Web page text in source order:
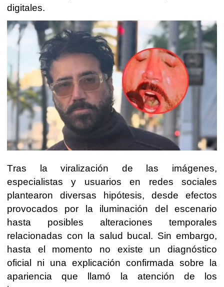
digitales.
Tras la viralización de las imágenes,
especialistas y usuarios en redes sociales
plantearon diversas hipótesis, desde efectos
provocados por la iluminación del escenario
hasta posibles alteraciones temporales
relacionadas con la salud bucal. Sin embargo,
hasta el momento no existe un diagnóstico
oficial ni una explicación confirmada sobre la
apariencia que llamó la atención de los